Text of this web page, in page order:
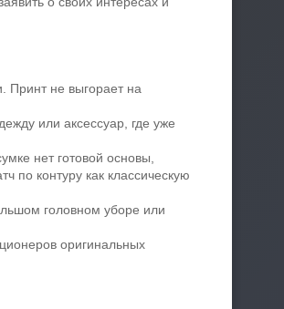
Принт не выгорает на
или аксессуар, где уже
нет готовой основы,
по контуру как классическую
головном уборе или
оригинальных